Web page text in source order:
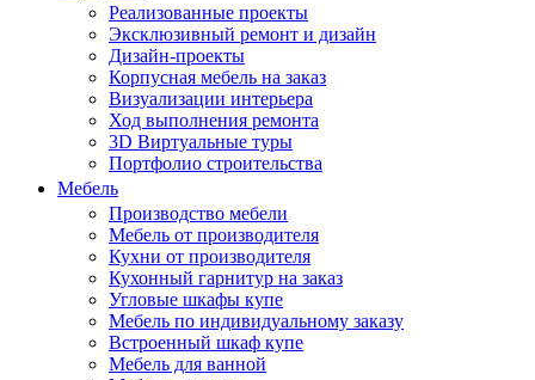
Реализованные проекты
Эксклюзивный ремонт и дизайн
Дизайн-проекты
Корпусная мебель на заказ
Визуализации интерьера
Ход выполнения ремонта
3D Виртуальные туры
Портфолио строительства
Мебель
Производство мебели
Мебель от производителя
Кухни от производителя
Кухонный гарнитур на заказ
Угловые шкафы купе
Мебель по индивидуальному заказу
Встроенный шкаф купе
Мебель для ванной